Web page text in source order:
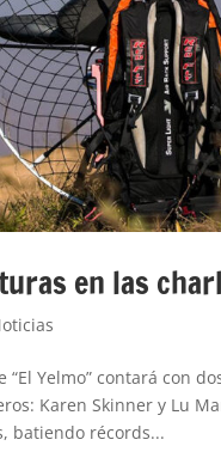
en las
“El Yelmo” contará con
Karen Skinner y Lu
batiendo récords...